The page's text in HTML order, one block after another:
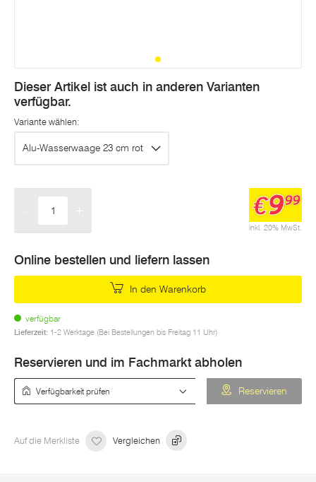
Dieser Artikel ist auch in anderen Varianten
verfügbar.
Variante wählen:
Alu-Wasserwaage 23 cm rot
inkl. 20% MwSt.
€999
Online bestellen und liefern lassen
In den Warenkorb
verfügbar
Lieferzeit: 1-2 Werktage (Bei Bestellungen bis Freitag 11 Uhr)
Reservieren und im Fachmarkt abholen
Reservieren
Auf die Merkliste Vergleichen